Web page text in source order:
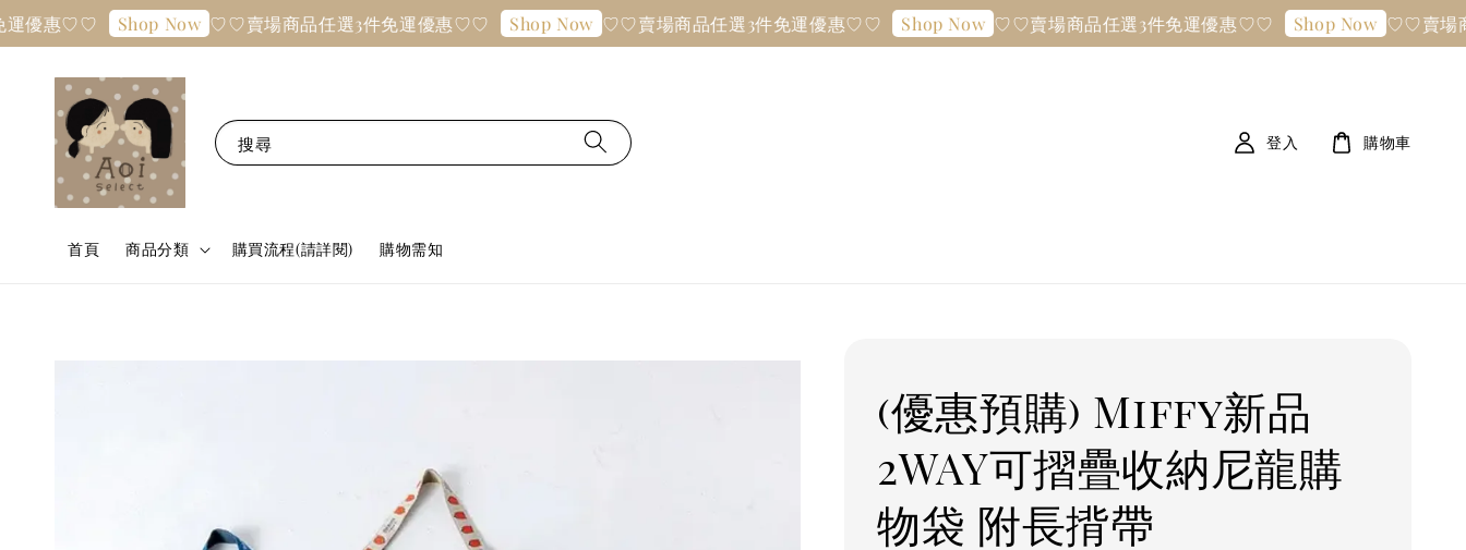
♡♡ Shop Now ♡♡賣場商品任選3件免運優惠♡♡ Shop Now ♡♡賣場商品任選3件免運優惠♡♡ Shop Now ♡♡賣場商品任選3件免運優惠♡♡ Shop Now ♡♡賣場商品任
搜尋
首頁 商品分類 購買流程(請詳閱) 購物需知
登入 購物車
(優惠預購) Miffy新品
2WAY可摺疊收納尼龍購
物袋 附長揹帶